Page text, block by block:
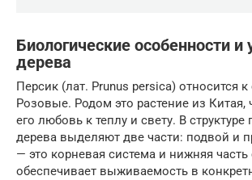
Биологические особенности и
дерева
Персик (лат. Prunus persica) относится
Розовые. Родом это растение из Китая,
его любовь к теплу и свету. В структуре
дерева выделяют две части: подвой и
— это корневая система и нижняя часть
обеспечивает выживаемость в